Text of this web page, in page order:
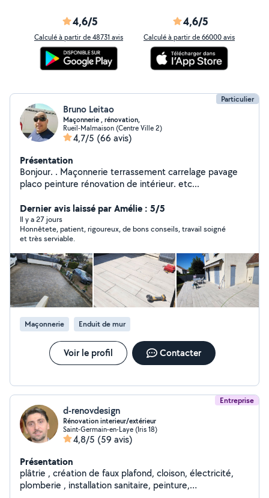
4,6/5
Calculé à partir de 48731 avis
4,6/5
Calculé à partir de 66000 avis
Particulier
Bruno Leitao
Maçonnerie , rénovation,
Rueil-Malmaison (Centre Ville 2)
4,7/5 (66 avis)
Présentation
Bonjour. . Maçonnerie terrassement carrelage pavage
placo peinture rénovation de intérieur. etc...
Dernier avis laissé par Amélie : 5/5
Il y a 27 jours
Honnêtete, patient, rigoureux, de bons conseils, travail soigné
et très serviable.
Maçonnerie Enduit de mur
Voir le profil Contacter
Entreprise
d-renovdesign
Rénovation interieur/extérieur
Saint-Germain-en-Laye (Iris 18)
4,8/5 (59 avis)
Présentation
plâtrie , création de faux plafond, cloison, électricité,
plomberie , installation sanitaire, peinture,